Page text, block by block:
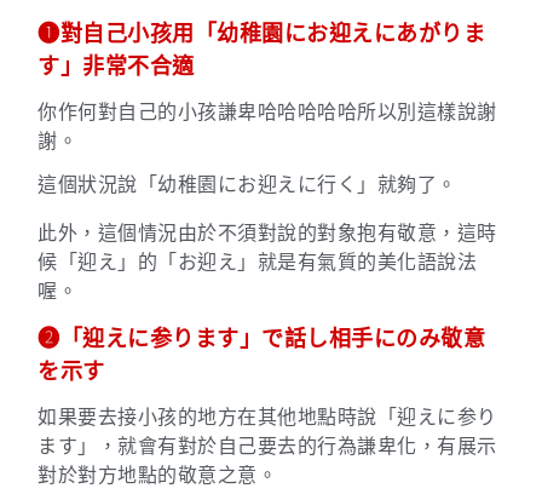
➊對自己小孩用「幼稚園にお迎えにあがりま
す」非常不合適
你作何對自己的小孩謙卑哈哈哈哈哈所以別這樣說謝
謝 。
這個狀況說 「幼稚園にお迎えに行く」就夠了。
此外，這個情況由於不須對說的對象抱有敬意，這時
候 「迎え」的 「お迎え」就是有氣質的美化語說法
喔。
➋「迎えに参ります」で話し相手にのみ敬意
を示す
如果要去接小孩的地方在其他地點時說「迎えに参り
ます」，就會有對於自己要去的行為謙卑化， 有展示
對於對方地點的敬意之意。